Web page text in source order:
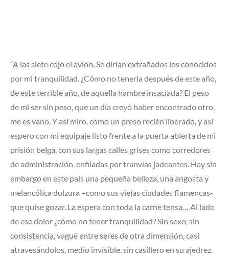
“A las siete cojo el avión. Se dirían extrañados los conocidos
por mi tranquilidad. ¿Cómo no tenerla después de este año,
de este terrible año, de aquella hambre insaciada? El peso
de mi ser sin peso, que un día creyó haber encontrado otro,
me es vano. Y así miro, como un preso recién liberado, y así
espero con mi equipaje listo frente a la puerta abierta de mi
prisión belga, con sus largas calles grises como corredores
de administración, enfiladas por tranvías jadeantes. Hay sin
embargo en este país una pequeña belleza, una angosta y
melancólica dulzura –como sus viejas ciudades flamencas-
que quise gozar. La espera con toda la carne tensa… Al lado
de ese dolor ¿cómo no tener tranquilidad? Sin sexo, sin
consistencia, vagué entre seres de otra dimensión, casi
atravesándolos, medio invisible, sin casillero en su ajedrez.